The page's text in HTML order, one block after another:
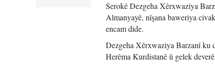
Serokê Dezgeha Xêrxwaziya
Almanyayê, nîşana baweriya
encam dide.
Dezgeha Xêrxwaziya Barzanî ku
Herêma Kurdistanê û gelek